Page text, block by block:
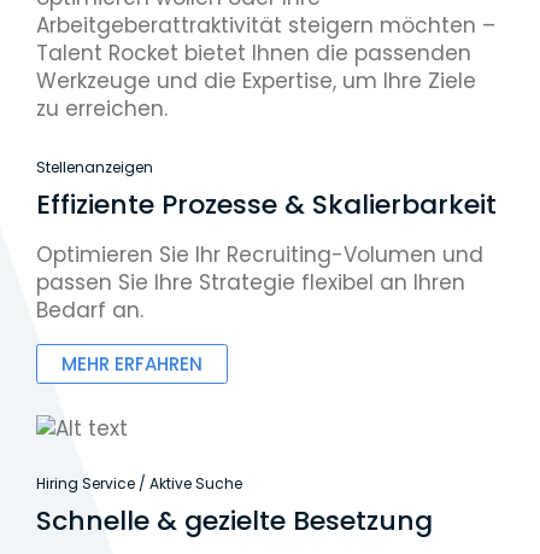
Arbeitgeberattraktivität steigern möchten –
Talent Rocket bietet Ihnen die passenden
Werkzeuge und die Expertise, um Ihre Ziele
zu erreichen.
Stellenanzeigen
Effiziente Prozesse & Skalierbarkeit
Optimieren Sie Ihr Recruiting-Volumen und
passen Sie Ihre Strategie flexibel an Ihren
Bedarf an.
MEHR ERFAHREN
Hiring Service / Aktive Suche
Schnelle & gezielte Besetzung